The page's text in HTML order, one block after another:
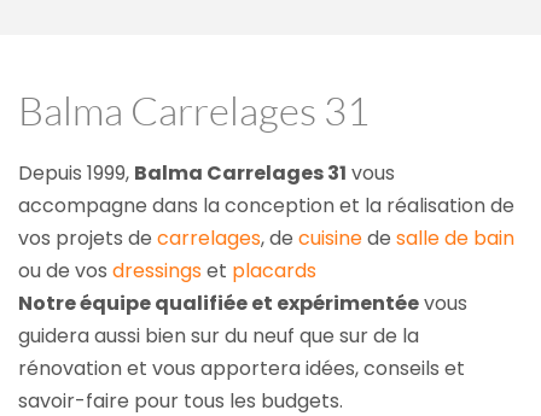
Balma Carrelages 31
Depuis 1999, Balma Carrelages 31 vous
accompagne dans la conception et la réalisation de
vos projets de carrelages, de cuisine de salle de bain
ou de vos dressings et placards
Notre équipe qualifiée et expérimentée vous
guidera aussi bien sur du neuf que sur de la
rénovation et vous apportera idées, conseils et
savoir-faire pour tous les budgets.